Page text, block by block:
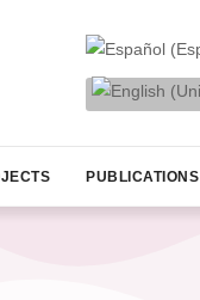
PUBLICATIONS